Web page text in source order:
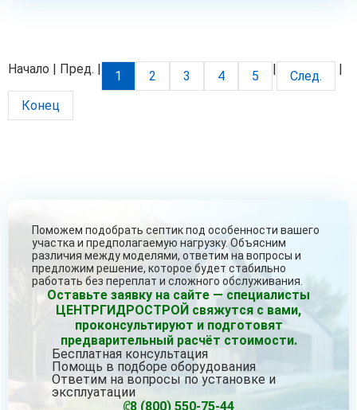
Начало | Пред. | 1 2 3 4 5 | След. |
Конец
Поможем подобрать септик под особенности вашего
участка и предполагаемую нагрузку. Объясним
различия между моделями, ответим на вопросы и
предложим решение, которое будет стабильно
работать без переплат и сложного обслуживания.
Оставьте заявку на сайте — специалисты
ЦЕНТРГИДРОСТРОЙ свяжутся с вами,
проконсультируют и подготовят
предварительный расчёт стоимости.
Бесплатная консультация
Помощь в подборе оборудования
Ответим на вопросы по установке и
эксплуатации
8 (800) 550-75-44